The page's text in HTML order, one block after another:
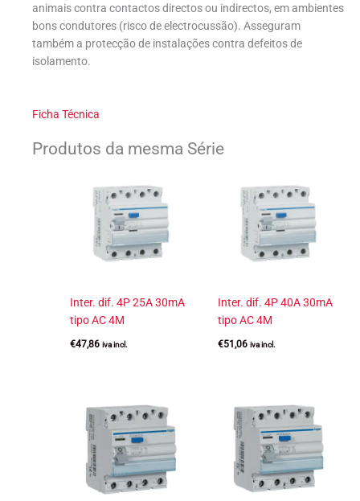
animais contra contactos directos ou indirectos, em ambientes
bons condutores (risco de electrocussão). Asseguram
também a protecção de instalações contra defeitos de
isolamento.
Ficha Técnica
Produtos da mesma Série
Inter. dif. 4P 25A 30mA
tipo AC 4M
€47,86 iva incl.
Inter. dif. 4P 40A 30mA
tipo AC 4M
€51,06 iva incl.